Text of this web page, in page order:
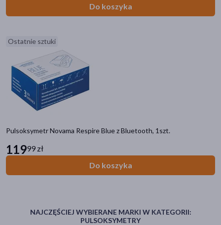
Do koszyka
Ostatnie sztuki
Pulsoksymetr Novama Respire Blue z Bluetooth, 1szt.
11999 zł
Do koszyka
NAJCZĘŚCIEJ WYBIERANE MARKI W KATEGORII:
PULSOKSYMETRY